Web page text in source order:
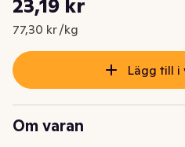
Nuvarande pris är: 23,19 kr
23,19 kr
77,30 kr /kg
Lägg till i
Om varan